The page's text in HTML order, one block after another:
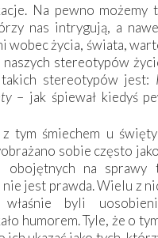
Na pewno możemy
nas intrygują, a
wobec życia, świata,
stereotypów
takich stereotypów jest:
– jak śpiewał kiedyś
tym śmiechem u
sobie często
obojętnych na sprawy
jest prawda. Wielu z
właśnie byli
humorem. Tyle, że o